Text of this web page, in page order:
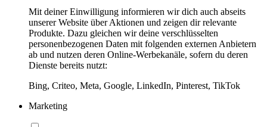
Mit deiner Einwilligung informieren wir dich auch abseits
unserer Website über Aktionen und zeigen dir relevante
Produkte. Dazu gleichen wir deine verschlüsselten
personenbezogenen Daten mit folgenden externen Anbietern
ab und nutzen deren Online-Werbekanäle, sofern du deren
Dienste bereits nutzt:
Bing, Criteo, Meta, Google, LinkedIn, Pinterest, TikTok
Marketing